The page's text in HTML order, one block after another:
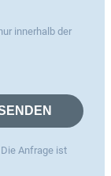
innerhalb der
Anfrage ist